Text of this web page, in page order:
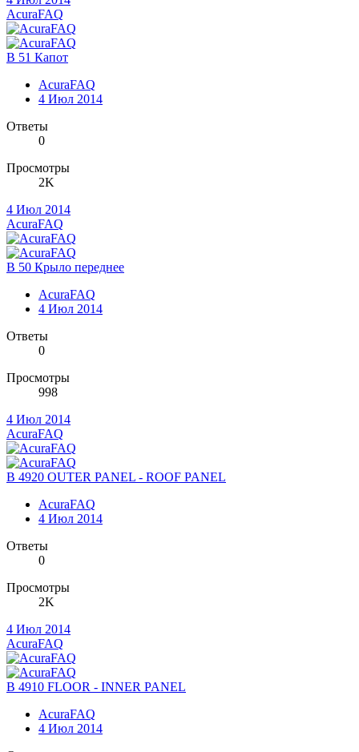
AcuraFAQ
B 51 Капот
AcuraFAQ
4 Июл 2014
Ответы
0
Просмотры
2K
4 Июл 2014
AcuraFAQ
B 50 Крыло переднее
AcuraFAQ
4 Июл 2014
Ответы
0
Просмотры
998
4 Июл 2014
AcuraFAQ
B 4920 OUTER PANEL - ROOF PANEL
AcuraFAQ
4 Июл 2014
Ответы
0
Просмотры
2K
4 Июл 2014
AcuraFAQ
B 4910 FLOOR - INNER PANEL
AcuraFAQ
4 Июл 2014